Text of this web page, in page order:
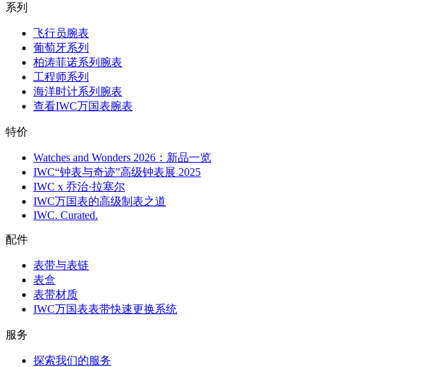
系列
飞行员腕表
葡萄牙系列
柏涛菲诺系列腕表
工程师系列
海洋时计系列腕表
查看IWC万国表腕表
特价
Watches and Wonders 2026：新品一览
IWC“钟表与奇迹”高级钟表展 2025
IWC x 乔治·拉塞尔
IWC万国表的高级制表之道
IWC. Curated.
配件
表带与表链
表盒
表带材质
IWC万国表表带快速更换系统
服务
探索我们的服务